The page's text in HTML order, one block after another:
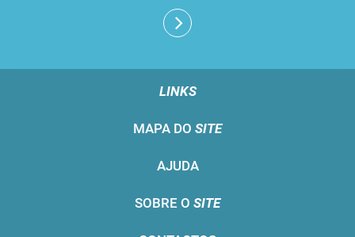
LINKS
MAPA DO SITE
AJUDA
SOBRE O SITE